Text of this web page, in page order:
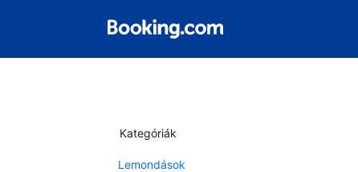
Kategóriák
Lemondások